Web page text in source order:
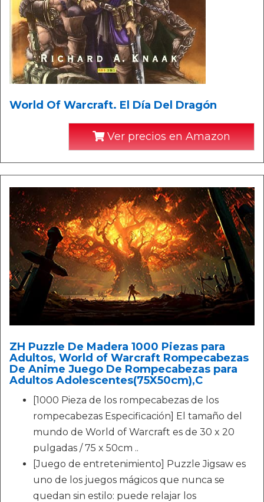
World Of Warcraft. El Día Del Dragón
Ver precios en Amazon
ZH Puzzle De Madera 1000 Piezas para
Adultos, World of Warcraft Rompecabezas
De Anime Juego De Rompecabezas para
Adultos Adolescentes(75X50cm),C
[1000 Pieza de los rompecabezas de los
rompecabezas Especificación] El tamaño del
mundo de World of Warcraft es de 30 x 20
pulgadas / 75 x 50cm ..
[Juego de entretenimiento] Puzzle Jigsaw es
uno de los juegos mágicos que nunca se
quedan sin estilo: puede relajar los